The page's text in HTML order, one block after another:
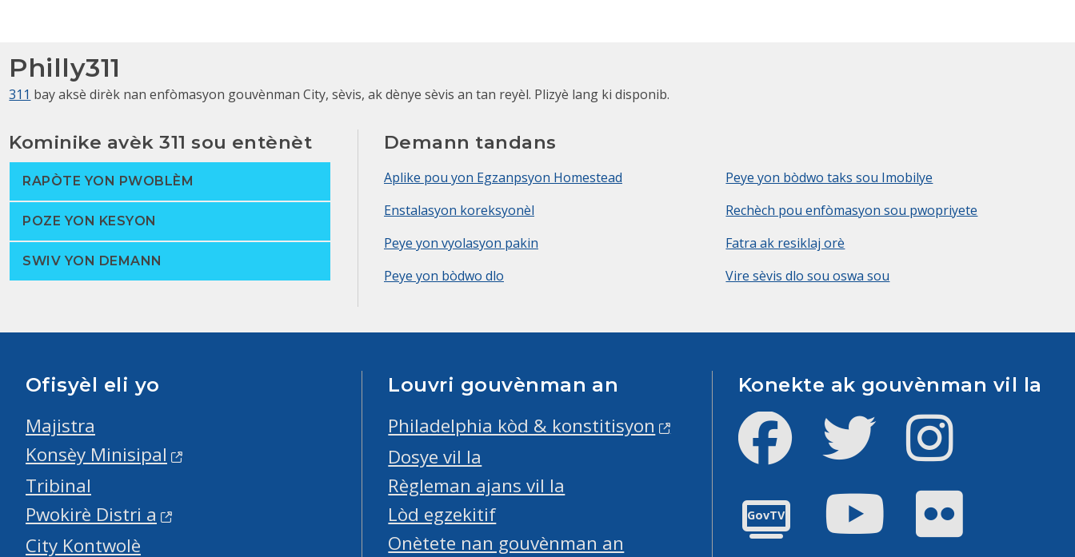
Philly311
311 bay aksè dirèk nan enfòmasyon gouvènman City, sèvis, ak dènye sèvis an tan reyèl. Plizyè lang ki disponib.
Kominike avèk 311 sou entènèt
RAPÒTE YON PWOBLÈM
POZE YON KESYON
SWIV YON DEMANN
Demann tandans
Aplike pou yon Egzanpsyon Homestead
Enstalasyon koreksyonèl
Peye yon vyolasyon pakin
Peye yon bòdwo dlo
Peye yon bòdwo taks sou Imobilye
Rechèch pou enfòmasyon sou pwopriyete
Fatra ak resiklaj orè
Vire sèvis dlo sou oswa sou
Ofisyèl eli yo
Majistra
Konsèy Minisipal
Tribinal
Pwokirè Distri a
City Kontwolè
Louvri gouvènman an
Philadelphia kòd & konstitisyon
Dosye vil la
Règleman ajans vil la
Lòd egzekitif
Onètete nan gouvènman an
Konekte ak gouvènman vil la
FacebookTwitter Instagram
GovTV
Youtube Flickr